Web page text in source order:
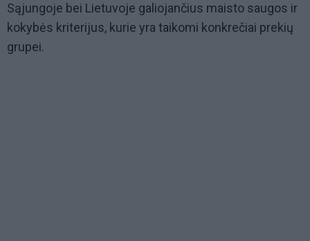
Sąjungoje bei Lietuvoje galiojančius maisto saugos ir
kokybės kriterijus, kurie yra taikomi konkrečiai prekių
grupei.